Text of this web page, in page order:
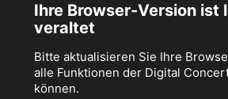
Ihre Browser-Version ist
veraltet
Bitte aktualisieren Sie Ihre
alle Funktionen der Digital
können.